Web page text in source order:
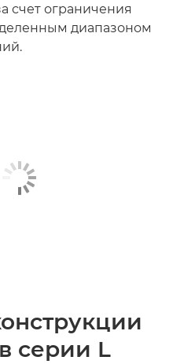
счет ограничения
диапазоном
серии L